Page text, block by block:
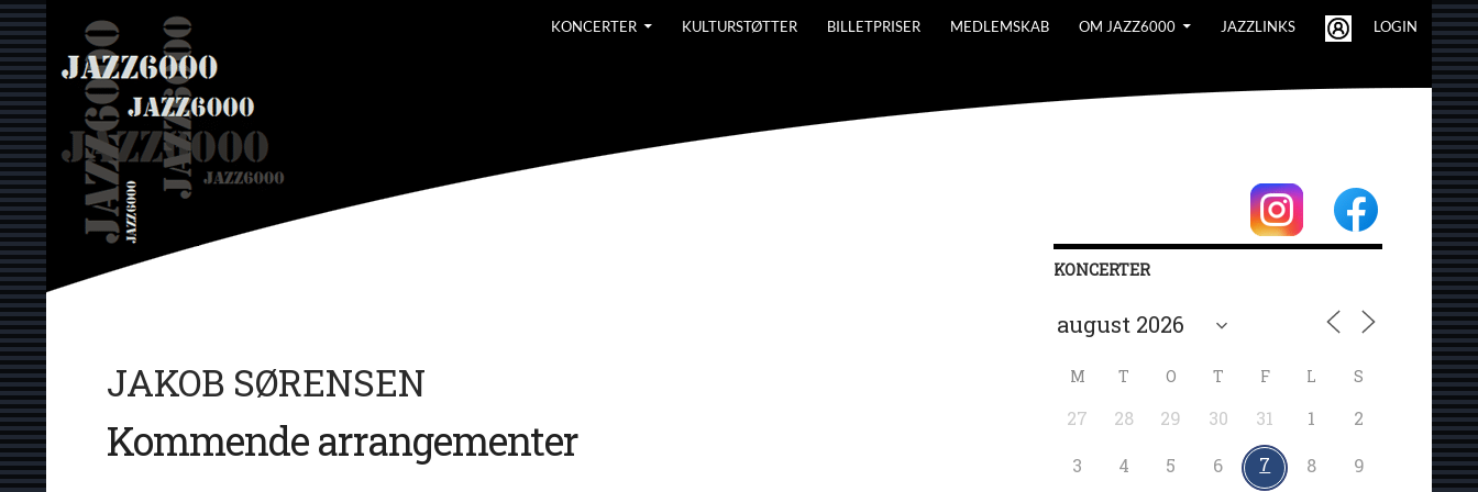
Hop
til
indhold
KONCERTER KULTURSTØTTER BILLETPRISER MEDLEMSKAB OM JAZZ6000 JAZZLINKS LOGIN
JAKOB SØRENSEN
Kommende arrangementer
KONCERTER
M T O T F L S
27 28 29 30 31 1 2
3 4 5 6 7 8 9